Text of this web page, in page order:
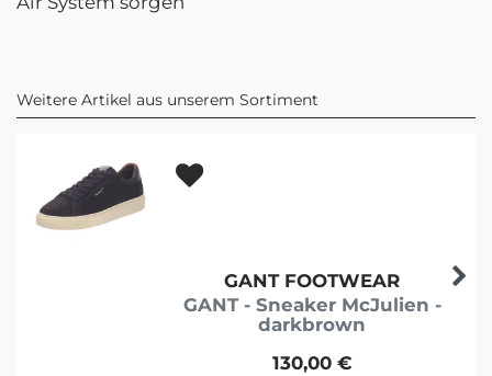
Weitere Artikel aus unserem Sortiment
GANT FOOTWEAR
GANT - Sneaker McJulien -
darkbrown
130,00 €